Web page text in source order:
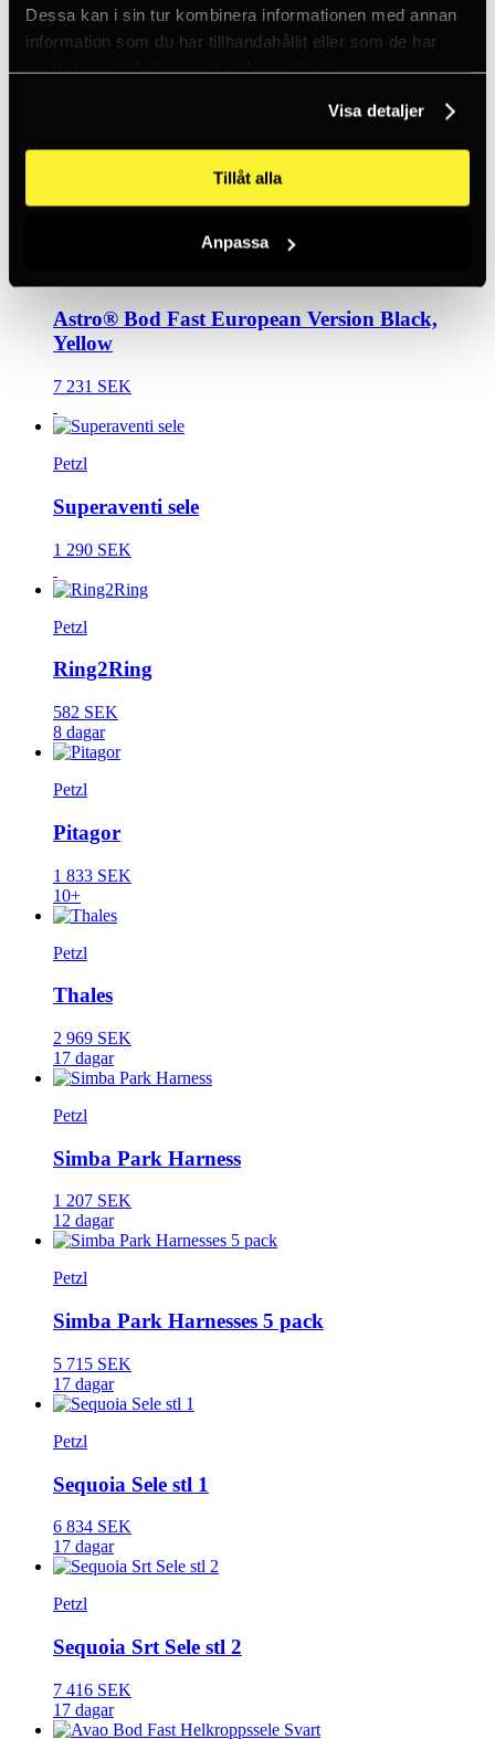
Dessa kan i sin tur kombinera informationen med annan
information som du har tillhandahållit eller som de har
samlat in när du har använt deras tjänster.
Visa detaljer
Tillåt alla
Anpassa
6 237 SEK
Podium
Astro® Bod Fast European Version Black,
Yellow
7 231 SEK
Petzl
Superaventi sele
1 290 SEK
Petzl
Ring2Ring
582 SEK
8 dagar
Petzl
Pitagor
1 833 SEK
10+
Petzl
Thales
2 969 SEK
17 dagar
Petzl
Simba Park Harness
1 207 SEK
12 dagar
Petzl
Simba Park Harnesses 5 pack
5 715 SEK
17 dagar
Petzl
Sequoia Sele stl 1
6 834 SEK
17 dagar
Petzl
Sequoia Srt Sele stl 2
7 416 SEK
17 dagar